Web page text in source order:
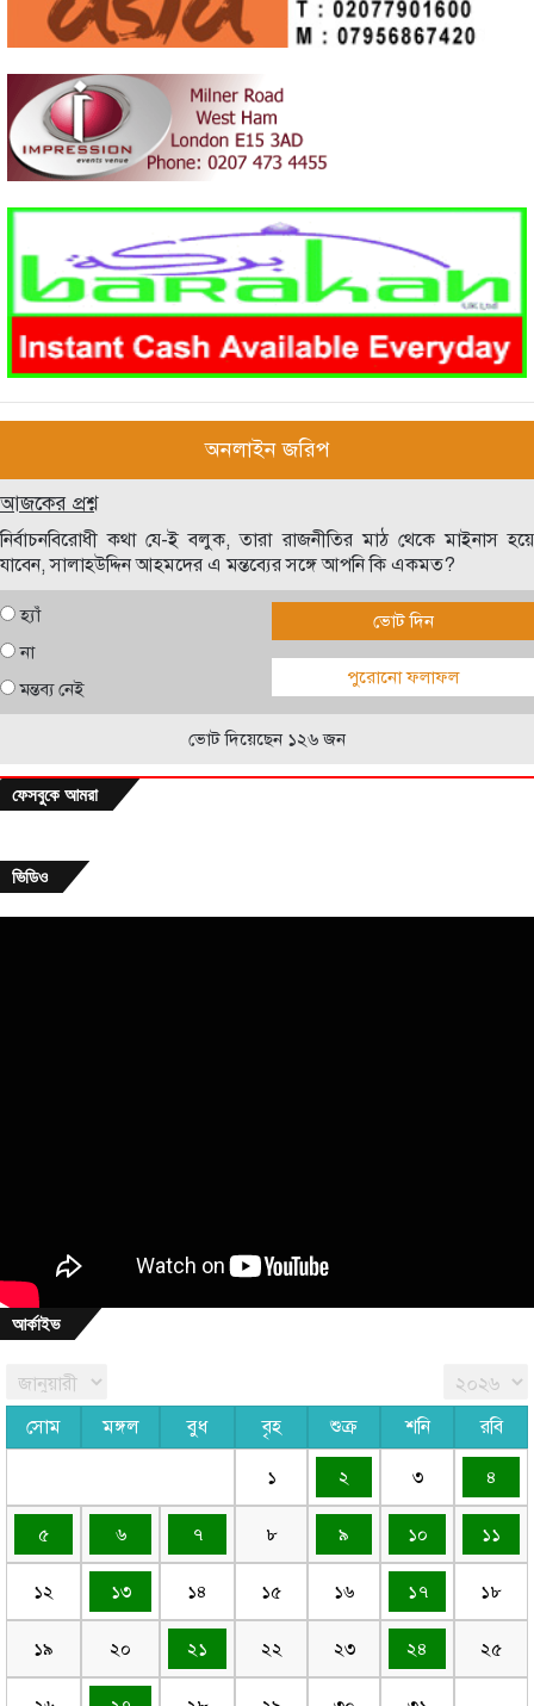
অনলাইন জরিপ
আজকের প্রশ্ন
নির্বাচনবিরোধী কথা যে-ই বলুক, তারা রাজনীতির মাঠ থেকে মাইনাস হয়ে
যাবেন, সালাহউদ্দিন আহমদের এ মন্তব্যের সঙ্গে আপনি কি একমত?
হ্যাঁ
না
মন্তব্য নেই
ভোট দিন
পুরোনো ফলাফল
ভোট দিয়েছেন ১২৬ জন
ফেসবুকে আমরা
ভিডিও
আর্কাইভ
সোম মঙ্গল বুধ বৃহ শুক্র শনি রবি
১ ২ ৩ ৪
৫ ৬ ৭ ৮ ৯ ১০ ১১
১২ ১৩ ১৪ ১৫ ১৬ ১৭ ১৮
১৯ ২০ ২১ ২২ ২৩ ২৪ ২৫